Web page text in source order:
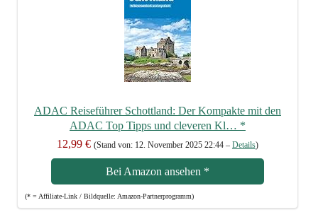
ADAC Rei­se­füh­rer Schott­land: Der Kom­pak­te mit den
ADAC Top Tipps und cle­ve­ren Kl… *
12,99 € (Stand von: 12. Novem­ber 2025 22:44 – Details)
Bei Ama­zon anse­hen *
(* = Affi­lia­te-Link / Bild­quel­le: Amazon-Partnerprogramm)